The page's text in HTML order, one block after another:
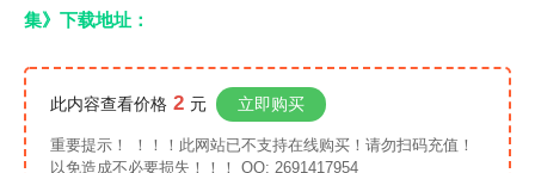
集》下载地址：
此内容查看价格 2 元 立即购买
重要提示！ ！！！此网站已不支持在线购买！请勿扫码充值！
以免造成不必要损失！！！ QQ: 2691417954